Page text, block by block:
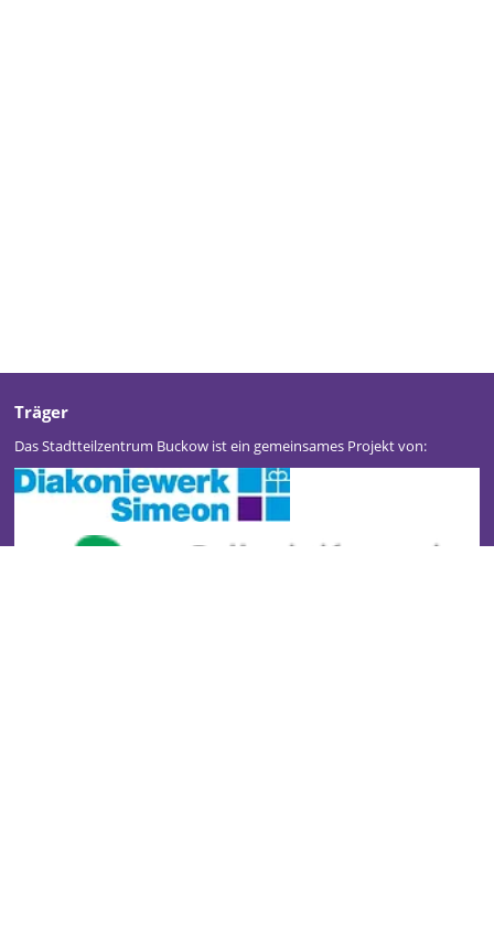
Träger
Das Stadtteilzentrum Buckow ist ein gemeinsames Projekt von: